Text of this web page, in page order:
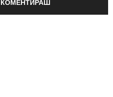
КОМЕНТИРАШ